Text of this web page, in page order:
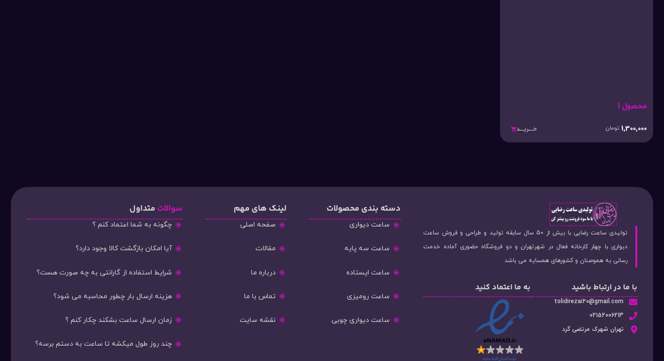
محصول 1
1,300,000 تومان خـــریـــد
تولیدی ساعت رضایی با بیش از 50 سال سابقه تولید و طراحی و فروش ساعت
دیواری با چهار کارخانه فعال در شهرتهران و دو فروشگاه حضوری آماده خدمت
رسانی به هموصنان و کشورهای همسایه می باشد
با ما در ارتباط باشید
tolidirezai20@gmail.com
02152006213
تهران شهرک مرتضی گرد
به ما اعتماد کنید
دسته‌ بندی محصولات
ساعت دیواری
ساعت سه پایه
ساعت ایستاده
ساعت رومیزی
ساعت دیواری چوبی
لینک های مهم
صفحه اصلی
مقالات
درباره ما
تماس با ما
نقشه سایت
سوالات متداول
چگونه به شما اعتماد کنم ؟
آیا امکان بازگشت کالا وجود دارد؟
شرایط استفاده از گارانتی به چه صورت هست؟
هزینه ارسال بار چطور محاسبه می شود؟
زمان ارسال ساعت بشکند چکار کنم ؟
چند روز طول میکشه تا ساعت به دستم برسه؟